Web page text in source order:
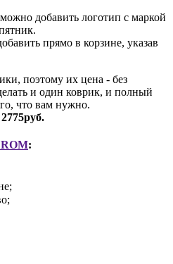
можно добавить логотип с маркой
прямо в корзине, указав
поэтому их цена - без
и один коврик, и полный
что вам нужно.
2775руб.
: